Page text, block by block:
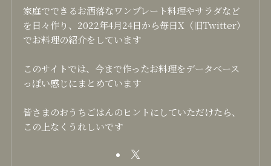
家庭でできるお洒落なワンプレート料理やサラダなど
を日々作り、2022年4月24日から毎日X（旧Twitter）
でお料理の紹介をしています
このサイトでは、今まで作ったお料理をデータベース
っぽい感じにまとめています
皆さまのおうちごはんのヒントにしていただけたら、
この上なくうれしいです